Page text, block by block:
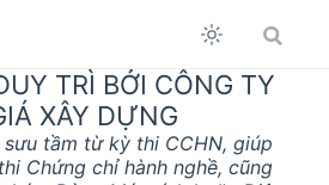
TRÌ BỞI CÔNG TY
XÂY DỰNG
tầm từ kỳ thi CCHN, giúp
Chứng chỉ hành nghề, cũng